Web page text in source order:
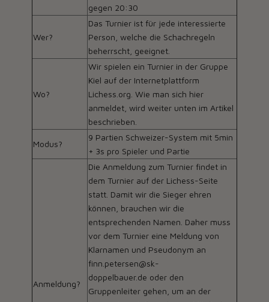
gegen 20:30
Wer?
Das Turnier ist für jede interessierte
Person, welche die Schachregeln
beherrscht, geeignet.
Wo?
Wir spielen ein Turnier in der Gruppe
Kiel auf der Internetplattform
Lichess.org. Wie man sich hier
anmeldet, wird weiter unten im Artikel
beschrieben.
Modus?
9 Partien Schweizer-System mit 5min
+ 3s pro Spieler und Partie
Anmeldung?
Die Anmeldung zum Turnier findet in
dem Turnier auf der Lichess-Seite
statt. Damit wir die Sieger ehren
können, brauchen wir die
entsprechenden Namen. Daher muss
vor dem Turnier eine Meldung von
Klarnamen und Pseudonym an
finn.petersen@sk-
doppelbauer.de oder den
Gruppenleiter gehen, um an der